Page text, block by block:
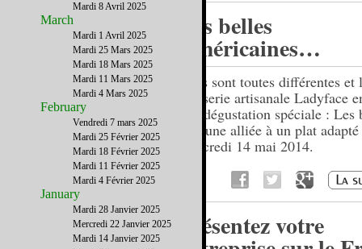
Les belles
Américaines…
Elles sont toutes différentes
brasserie artisanale Ladyface
une dégustation spéciale : Les
chacune alliée à un plat
Mercredi 14 mai 2014.
Présentez votre
Mardi 8 Avril 2025
March
Mardi 1 Avril 2025
Mardi 25 Mars 2025
Mardi 18 Mars 2025
Mardi 11 Mars 2025
Mardi 4 Mars 2025
February
Vendredi 7 mars 2025
Mardi 25 Février 2025
Mardi 18 Février 2025
Mardi 11 Février 2025
Mardi 4 Février 2025
January
Mardi 28 Janvier 2025
Mercredi 22 Janvier 2025
Mardi 14 Janvier 2025